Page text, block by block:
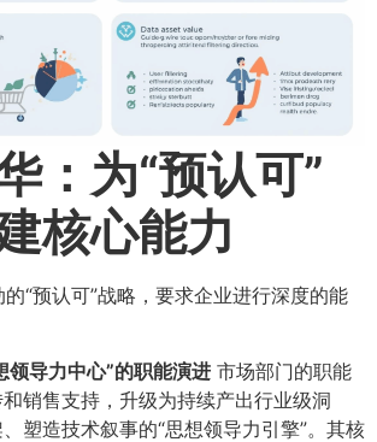
：为“预认可”
核心能力
“预认可”战略，要求企业进行深度的能
领导力中心”的职能演进 市场部门的职能
销售支持，升级为持续产出行业级洞
塑造技术叙事的“思想领导力引擎”。其核